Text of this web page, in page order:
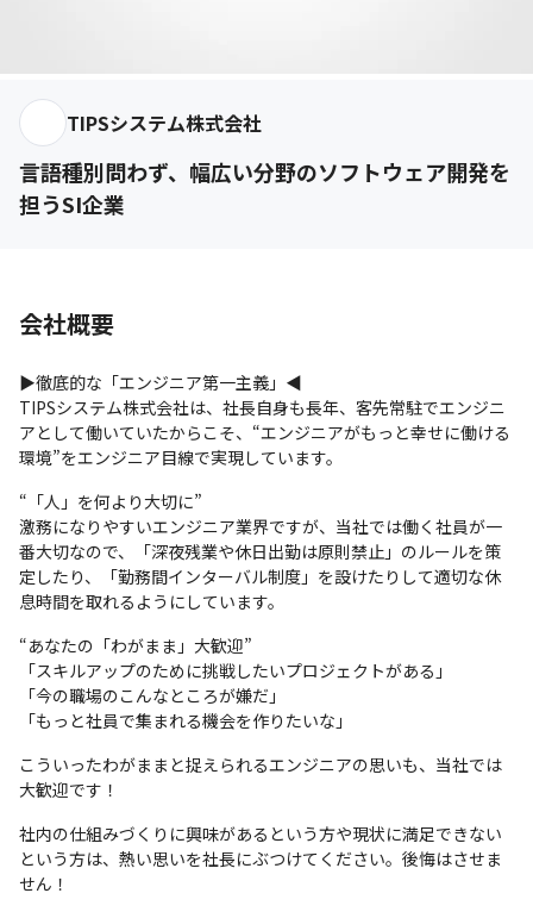
TIPSシステム株式会社
言語種別問わず、幅広い分野のソフトウェア開発を
担うSI企業
会社概要
▶徹底的な「エンジニア第一主義」◀
TIPSシステム株式会社は、社長自身も長年、客先常駐でエンジニ
アとして働いていたからこそ、“エンジニアがもっと幸せに働ける
環境”をエンジニア目線で実現しています。
“「人」を何より大切に”
激務になりやすいエンジニア業界ですが、当社では働く社員が一
番大切なので、「深夜残業や休日出勤は原則禁止」のルールを策
定したり、「勤務間インターバル制度」を設けたりして適切な休
息時間を取れるようにしています。
“あなたの「わがまま」大歓迎”
「スキルアップのために挑戦したいプロジェクトがある」
「今の職場のこんなところが嫌だ」
「もっと社員で集まれる機会を作りたいな」
こういったわがままと捉えられるエンジニアの思いも、当社では
大歓迎です！
社内の仕組みづくりに興味があるという方や現状に満足できない
という方は、熱い思いを社長にぶつけてください。後悔はさせま
せん！